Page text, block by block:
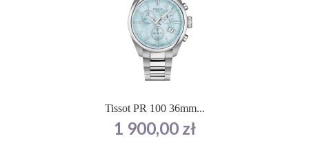
Tissot PR 100 36mm...
Cena
1 900,00 zł